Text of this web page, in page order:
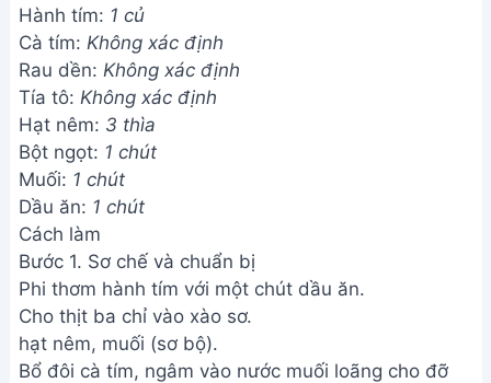
Hành tím: 1 củ
Cà tím: Không xác định
Rau dền: Không xác định
Tía tô: Không xác định
Hạt nêm: 3 thìa
Bột ngọt: 1 chút
Muối: 1 chút
Dầu ăn: 1 chút
Cách làm
Bước 1. Sơ chế và chuẩn bị
Phi thơm hành tím với một chút dầu ăn.
Cho thịt ba chỉ vào xào sơ.
hạt nêm, muối (sơ bộ).
Bổ đôi cà tím, ngâm vào nước muối loãng cho đỡ